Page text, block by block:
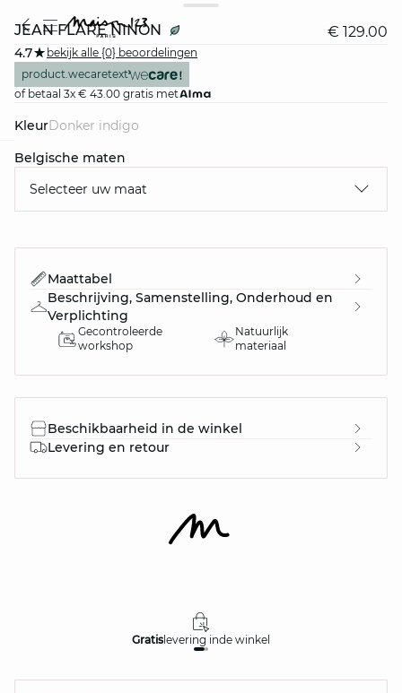
JEAN FLARE NINON € 129.00
4.7
bekijk alle {0} beoordelingen
product.wecaretext
of betaal 3x € 43.00 gratis met
Kleur
donker indigo
Belgische maten
Selecteer uw maat
Maattabel
Beschrijving, Samenstelling, Onderhoud en
Verplichting
Gecontroleerde
workshop
Natuurlijk
materiaal
Beschikbaarheid in de winkel
Levering en retour
Gratislevering inde winkel